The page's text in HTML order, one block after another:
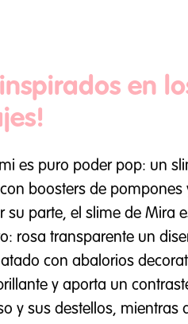
inspirados en
es puro poder pop: un
boosters de pompones
su parte, el slime de Mira
rosa transparente un
con abalorios
y aporta un
y sus destellos, mientras